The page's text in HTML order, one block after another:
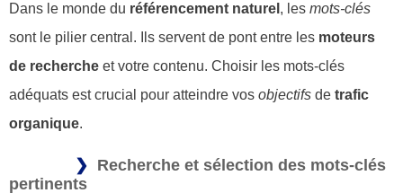
Dans le monde du référencement naturel , les mots-clés
sont le pilier central. Ils servent de pont entre les moteurs
de recherche et votre contenu. Choisir les mots-clés
adéquats est crucial pour atteindre vos objectifs de trafic
organique.
Recherche et sélection des mots-clés
pertinents